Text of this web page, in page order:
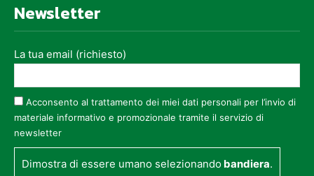
Newsletter
La tua email (richiesto)
Acconsento al trattamento dei miei dati personali per l’invio di
materiale informativo e promozionale tramite il servizio di
newsletter
Dimostra di essere umano selezionando bandiera.